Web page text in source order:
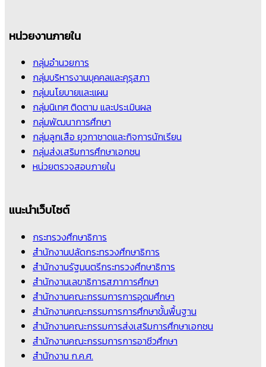
หน่วยงานภายใน
กลุ่มอำนวยการ
กลุ่มบริหารงานบุคคลและคุรุสภา
กลุ่มนโยบายและแผน
กลุ่มนิเทศ ติดตาม และประเมินผล
กลุ่มพัฒนาการศึกษา
กลุ่มลูกเสือ ยุวกาชาดและกิจการนักเรียน
กลุ่มส่งเสริมการศึกษาเอกชน
หน่วยตรวจสอบภายใน
แนะนำเว็บไซต์
กระทรวงศึกษาธิการ
สำนักงานปลัดกระทรวงศึกษาธิการ
สำนักงานรัฐมนตรีกระทรวงศึกษาธิการ
สำนักงานเลขาธิการสภาการศึกษา
สำนักงานคณะกรรมการการอุดมศึกษา
สำนักงานคณะกรรมการการศึกษาขั้นพื้นฐาน
สำนักงานคณะกรรมการส่งเสริมการศึกษาเอกชน
สำนักงานคณะกรรมการการอาชีวศึกษา
สำนักงาน ก.ค.ศ.